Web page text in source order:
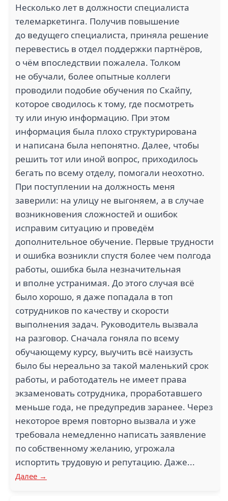
Несколько лет в должности специалиста
телемаркетинга. Получив повышение
до ведущего специалиста, приняла решение
перевестись в отдел поддержки партнёров,
о чём впоследствии пожалела. Толком
не обучали, более опытные коллеги
проводили подобие обучения по Скайпу,
которое сводилось к тому, где посмотреть
ту или иную информацию. При этом
информация была плохо структурирована
и написана была непонятно. Далее, чтобы
решить тот или иной вопрос, приходилось
бегать по всему отделу, помогали неохотно.
При поступлении на должность меня
заверили: на улицу не выгоняем, а в случае
возникновения сложностей и ошибок
исправим ситуацию и проведём
дополнительное обучение. Первые трудности
и ошибка возникли спустя более чем полгода
работы, ошибка была незначительная
и вполне устранимая. До этого случая всё
было хорошо, я даже попадала в топ
сотрудников по качеству и скорости
выполнения задач. Руководитель вызвала
на разговор. Сначала гоняла по всему
обучающему курсу, выучить всё наизусть
было бы нереально за такой маленький срок
работы, и работодатель не имеет права
экзаменовать сотрудника, проработавшего
меньше года, не предупредив заранее. Через
некоторое время повторно вызвала и уже
требовала немедленно написать заявление
по собственному желанию, угрожала
испортить трудовую и репутацию. Даже...
Далее →